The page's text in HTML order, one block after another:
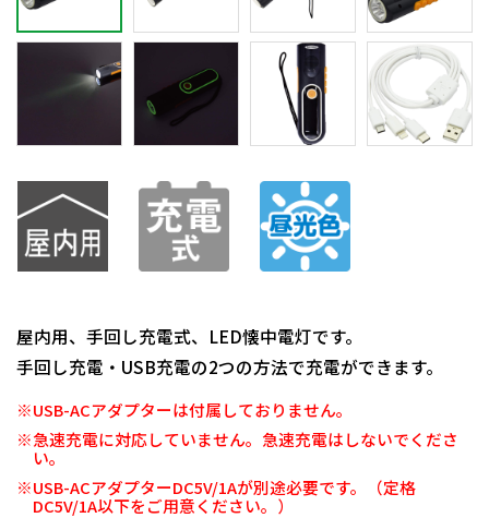
屋内用、手回し充電式、LED懐中電灯です。
手回し充電・USB充電の2つの方法で充電ができます。
※USB-ACアダプターは付属しておりません。
※急速充電に対応していません。急速充電はしないでくださ
い。
※USB-ACアダプターDC5V/1Aが別途必要です。（定格
DC5V/1A以下をご用意ください。）